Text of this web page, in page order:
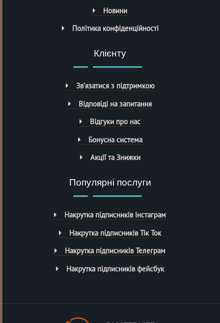
Новини
Політика конфіденційності
Клієнту
Зв’язатися з підтримкою
Відповіді на запитання
Відгуки про нас
Бонусна система
Акції та Знижки
Популярні послуги
Накрутка підписників інстаграм
Накрутка підписників Тік Ток
Накрутка підписників Телеграм
Накрутка підписників фейсбук